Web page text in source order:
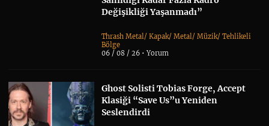
Değişikliği Yaşanmadı”
Thrash Metal /Kapak/Metal /Müzik/Tehlikeli
Bölge
06 / 08 / 26 •Yorum
Ghost Solisti Tobias Forge, Accept
Klasiği “Save Us”u Yeniden
Seslendirdi